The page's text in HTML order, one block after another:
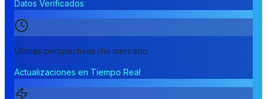
Datos Verificados
Últimas perspectivas del mercado
Actualizaciones en Tiempo Real